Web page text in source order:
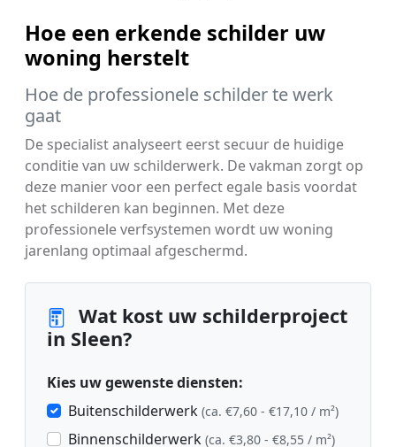
Hoe een erkende schilder uw
woning herstelt
Hoe de professionele schilder te werk
gaat
De specialist analyseert eerst secuur de huidige
conditie van uw schilderwerk. De vakman zorgt op
deze manier voor een perfect egale basis voordat
het schilderen kan beginnen. Met deze
professionele verfsystemen wordt uw woning
jarenlang optimaal afgeschermd.
Wat kost uw schilderproject
in Sleen?
Kies uw gewenste diensten:
Buitenschilderwerk (ca. €7,60 - €17,10 / m²)
Binnenschilderwerk (ca. €3,80 - €8,55 / m²)